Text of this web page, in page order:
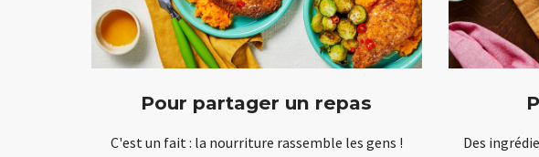
Pour partager un repas
C'est un fait : la nourriture rassemble les gens !
Des